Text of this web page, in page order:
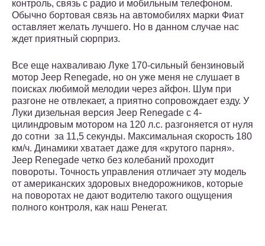
контроль, связь с радио и мобильным телефоном.
Обычно бортовая связь на автомобилях марки Фиат
оставляет желать лучшего. Но в данном случае нас
ждет приятный сюрприз.
Все еще нахваливаю Луке 170-сильный бензиновый
мотор Jeep Renegade, но он уже меня не слушает в
поисках любимой мелодии через айфон. Шум при
разгоне не отвлекает, а приятно сопровождает езду. У
Луки дизельная версия Jeep Renegade с 4-
цилиндровым мотором на 120 л.с. разгоняется от нуля
до сотни за 11,5 секунды. Максимальная скорость 180
км/ч. Динамики хватает даже для «крутого парня».
Jeep Renegade четко без колебаний проходит
повороты. Точность управления отличает эту модель
от американских здоровых внедорожников, которые
на поворотах не дают водителю такого ощущения
полного контроля, как наш Ренегат.